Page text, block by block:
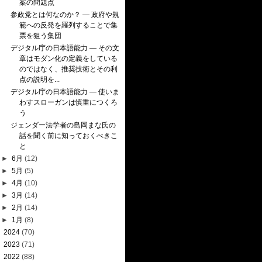
案の問題点
参政党とは何なのか？ — 政府や規
範への反発を羅列することで集
票を狙う集団
デジタル庁の日本語能力 — その文
章はモダン化の定義をしている
のではなく、推奨技術とその利
点の説明を...
デジタル庁の日本語能力 — 使いま
わすスローガンは慎重につくろ
う
ジェンダー法学者の島岡まな氏の
話を聞く前に知っておくべきこ
と
►6月 (12)
►5月 (5)
►4月 (10)
►3月 (14)
►2月 (14)
► 1月 (8)
2024 (70)
2023 (71)
2022 (88)